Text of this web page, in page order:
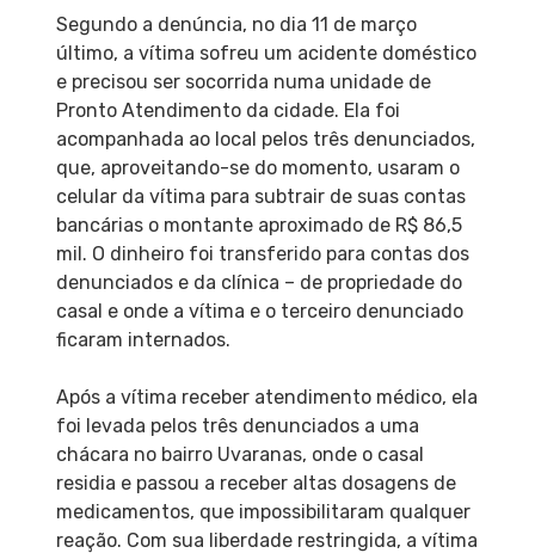
Segundo a denúncia, no dia 11 de março
último, a vítima sofreu um acidente doméstico
e precisou ser socorrida numa unidade de
Pronto Atendimento da cidade. Ela foi
acompanhada ao local pelos três denunciados,
que, aproveitando-se do momento, usaram o
celular da vítima para subtrair de suas contas
bancárias o montante aproximado de R$ 86,5
mil. O dinheiro foi transferido para contas dos
denunciados e da clínica – de propriedade do
casal e onde a vítima e o terceiro denunciado
ficaram internados.
Após a vítima receber atendimento médico, ela
foi levada pelos três denunciados a uma
chácara no bairro Uvaranas, onde o casal
residia e passou a receber altas dosagens de
medicamentos, que impossibilitaram qualquer
reação. Com sua liberdade restringida, a vítima